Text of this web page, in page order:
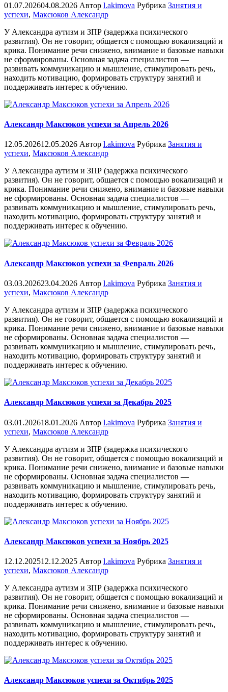
01.07.202604.08.2026 Автор l.akimova Рубрика Занятия и
успехи, Максюков Александр
У Александра аутизм и ЗПР (задержка психического
развития). Он не говорит, общается с помощью вокализаций и
крика. Понимание речи снижено, внимание и базовые навыки
не сформированы. Основная задача специалистов —
развивать коммуникацию и мышление, стимулировать речь,
находить мотивацию, формировать структуру занятий и
поддерживать интерес к обучению.
Александр Максюков успехи за Апрель 2026
12.05.202612.05.2026 Автор l.akimova Рубрика Занятия и
успехи, Максюков Александр
У Александра аутизм и ЗПР (задержка психического
развития). Он не говорит, общается с помощью вокализаций и
крика. Понимание речи снижено, внимание и базовые навыки
не сформированы. Основная задача специалистов —
развивать коммуникацию и мышление, стимулировать речь,
находить мотивацию, формировать структуру занятий и
поддерживать интерес к обучению.
Александр Максюков успехи за Февраль 2026
03.03.202623.04.2026 Автор l.akimova Рубрика Занятия и
успехи, Максюков Александр
У Александра аутизм и ЗПР (задержка психического
развития). Он не говорит, общается с помощью вокализаций и
крика. Понимание речи снижено, внимание и базовые навыки
не сформированы. Основная задача специалистов —
развивать коммуникацию и мышление, стимулировать речь,
находить мотивацию, формировать структуру занятий и
поддерживать интерес к обучению.
Александр Максюков успехи за Декабрь 2025
03.01.202618.01.2026 Автор l.akimova Рубрика Занятия и
успехи, Максюков Александр
У Александра аутизм и ЗПР (задержка психического
развития). Он не говорит, общается с помощью вокализаций и
крика. Понимание речи снижено, внимание и базовые навыки
не сформированы. Основная задача специалистов —
развивать коммуникацию и мышление, стимулировать речь,
находить мотивацию, формировать структуру занятий и
поддерживать интерес к обучению.
Александр Максюков успехи за Ноябрь 2025
12.12.202512.12.2025 Автор l.akimova Рубрика Занятия и
успехи, Максюков Александр
У Александра аутизм и ЗПР (задержка психического
развития). Он не говорит, общается с помощью вокализаций и
крика. Понимание речи снижено, внимание и базовые навыки
не сформированы. Основная задача специалистов —
развивать коммуникацию и мышление, стимулировать речь,
находить мотивацию, формировать структуру занятий и
поддерживать интерес к обучению.
Александр Максюков успехи за Октябрь 2025